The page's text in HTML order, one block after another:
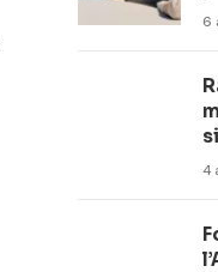
6
4